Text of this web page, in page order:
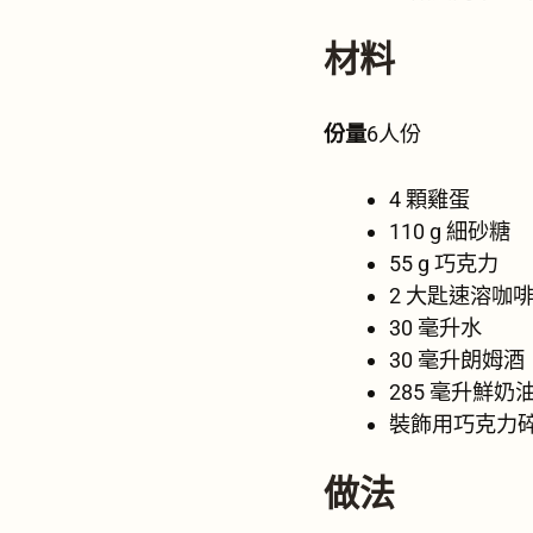
材料
份量6人份
4 顆雞蛋
110 g 細砂糖
55 g 巧克力
2 大匙速溶咖
30 毫升水
30 毫升朗姆酒
285 毫升鮮奶
裝飾用巧克力
做法